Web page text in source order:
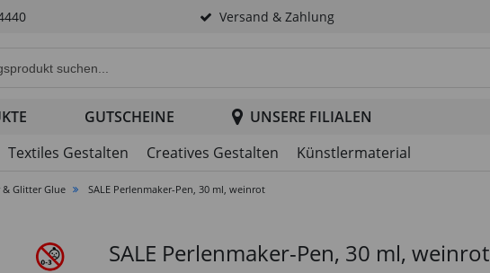
Versand & Zahlung
GUTSCHEINE
UNSERE FILIALEN
Textiles Gestalten Creatives Gestalten Künstlermaterial
& Glitter Glue SALE Perlenmaker-Pen, 30 ml, weinrot
SALE Perlenmaker-Pen, 30 ml, weinrot